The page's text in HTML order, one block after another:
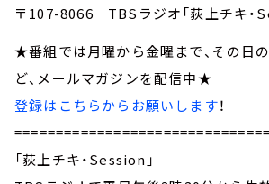
〒107-8066 TBSラジオ「荻上チキ・
★番組では月曜から金曜まで、その日
ど、メールマガジンを配信中★
登録はこちらからお願いします
「荻上チキ・Session」